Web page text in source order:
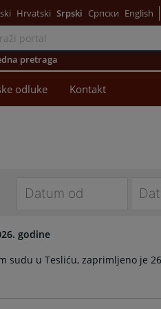
Hrvatski Srpski Српски English
pretraga
odluke Kontakt
forward
interact
godine
sudu u Tesliću, zaprimljeno je